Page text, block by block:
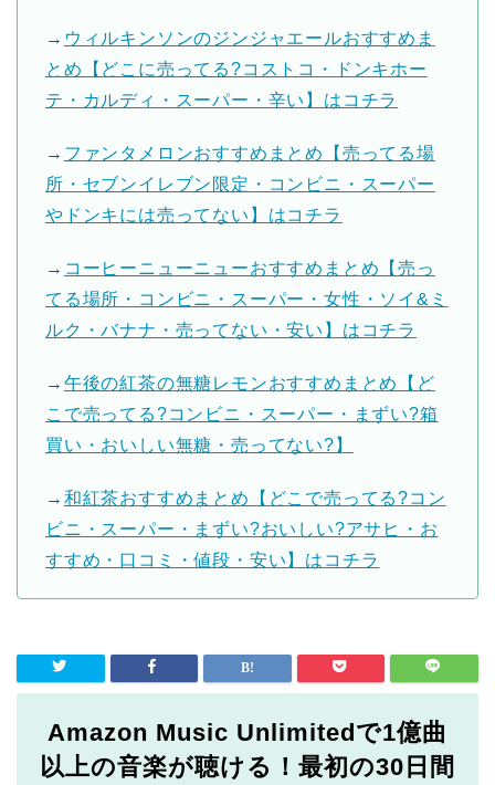
→ ウィルキンソンのジンジャエールおすすめま
とめ【どこに売ってる?コストコ・ドンキホー
テ・カルディ・スーパー・辛い】はコチラ
→ ファンタメロンおすすめまとめ【売ってる場
所・セブンイレブン限定・コンビニ・スーパー
やドンキには売ってない】はコチラ
→ コーヒーニューニューおすすめまとめ【売っ
てる場所・コンビニ・スーパー・女性・ソイ&ミ
ルク・バナナ・売ってない・安い】はコチラ
→ 午後の紅茶の無糖レモンおすすめまとめ【ど
こで売ってる?コンビニ・スーパー・まずい?箱
買い・おいしい無糖・売ってない?】
→ 和紅茶おすすめまとめ【どこで売ってる?コン
ビニ・スーパー・まずい?おいしい?アサヒ・お
すすめ・口コミ・値段・安い】はコチラ
Amazon Music Unlimitedで1億曲
以上の音楽が聴ける！最初の30日間